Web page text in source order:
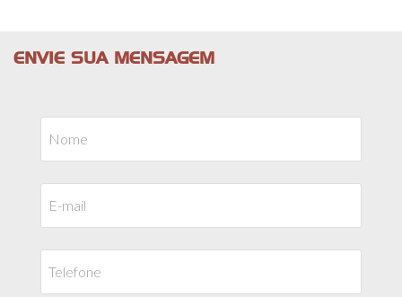
ENVIE SUA MENSAGEM